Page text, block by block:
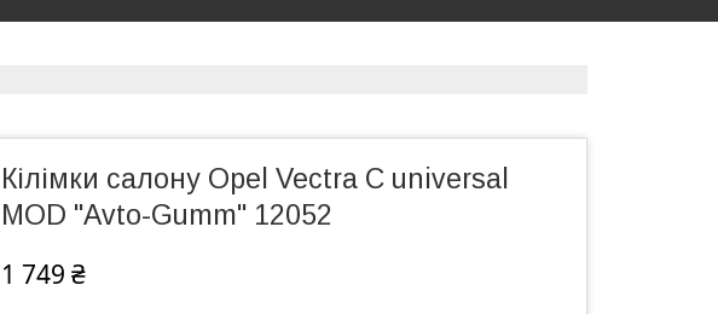
Кілімки салону Opel Vectra C universal
MOD "Avto-Gumm" 12052
1 749 ₴